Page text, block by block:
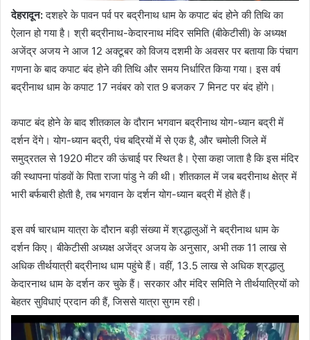
देहरादून:दशहरे के पावन पर्व पर बद्रीनाथ धाम के कपाट बंद होने की तिथि का
ऐलान हो गया है। श्री बद्रीनाथ-केदारनाथ मंदिर समिति (बीकेटीसी) के अध्यक्ष
अजेंद्र अजय ने आज 12 अक्टूबर को विजय दशमी के अवसर पर बताया कि पंचाग
गणना के बाद कपाट बंद होने की तिथि और समय निर्धारित किया गया। इस वर्ष
बद्रीनाथ धाम के कपाट 17 नवंबर को रात 9 बजकर 7 मिनट पर बंद होंगे।
कपाट बंद होने के बाद शीतकाल के दौरान भगवान बद्रीनाथ योग-ध्यान बद्री में
दर्शन देंगे। योग-ध्यान बद्री, पंच बद्रियों में से एक है, और चमोली जिले में
समुद्रतल से 1920 मीटर की ऊंचाई पर स्थित है। ऐसा कहा जाता है कि इस मंदिर
की स्थापना पांडवों के पिता राजा पांडु ने की थी। शीतकाल में जब बदरीनाथ क्षेत्र में
भारी बर्फबारी होती है, तब भगवान के दर्शन योग-ध्यान बद्री में होते हैं।
इस वर्ष चारधाम यात्रा के दौरान बड़ी संख्या में श्रद्धालुओं ने बद्रीनाथ धाम के
दर्शन किए। बीकेटीसी अध्यक्ष अजेंद्र अजय के अनुसार, अभी तक 11 लाख से
अधिक तीर्थयात्री बद्रीनाथ धाम पहुंचे हैं। वहीं, 13.5 लाख से अधिक श्रद्धालु
केदारनाथ धाम के दर्शन कर चुके हैं। सरकार और मंदिर समिति ने तीर्थयात्रियों को
बेहतर सुविधाएं प्रदान की हैं, जिससे यात्रा सुगम रही।